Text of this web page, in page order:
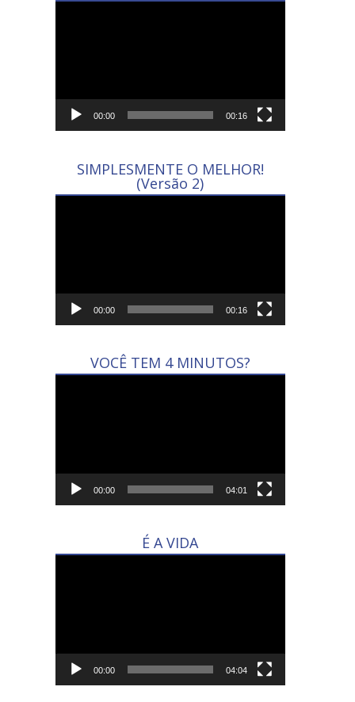
00:00 00:16
SIMPLESMENTE O MELHOR!
(Versão 2)
00:00 00:16
VOCÊ TEM 4 MINUTOS?
00:00 04:01
É A VIDA
00:00 04:04